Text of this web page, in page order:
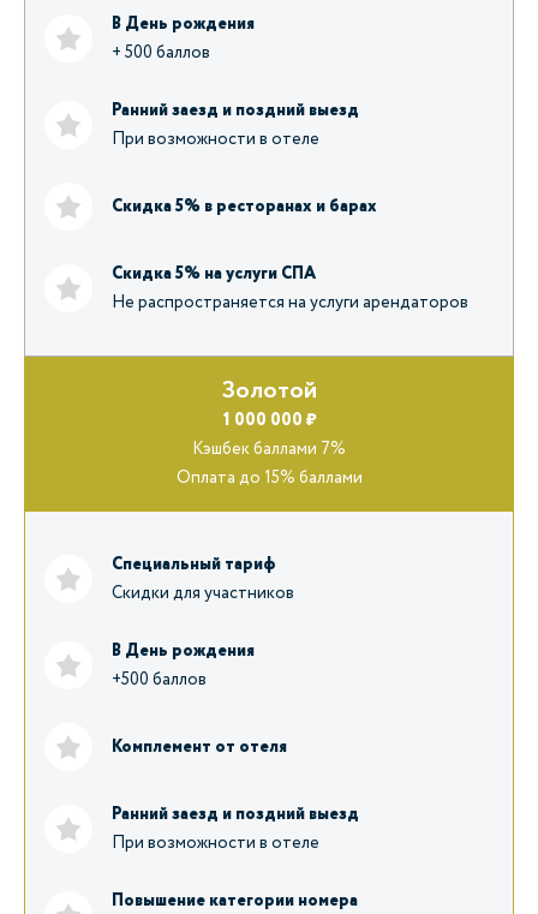
В День рождения
+ 500 баллов
Ранний заезд и поздний выезд
При возможности в отеле
Скидка 5% в ресторанах и барах
Скидка 5% на услуги СПА
Не распространяется на услуги арендаторов
Золотой
1 000 000 ₽
Кэшбек баллами 7%
Оплата до 15% баллами
Специальный тариф
Скидки для участников
В День рождения
+500 баллов
Комплемент от отеля
Ранний заезд и поздний выезд
При возможности в отеле
Повышение категории номера